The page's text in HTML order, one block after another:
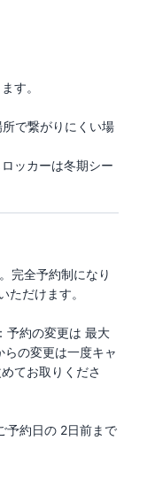
す。
で繋がりにくい場
ッカーは冬期シー
完全予約制になり
ただけます。
予約の変更は 最大
らの変更は一度キャ
てお取りくださ
予約日の 2日前まで